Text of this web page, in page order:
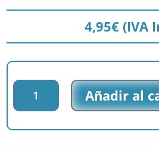
4,95€ (IVA
Parche
bordado
Baby
Shark
Añadir al